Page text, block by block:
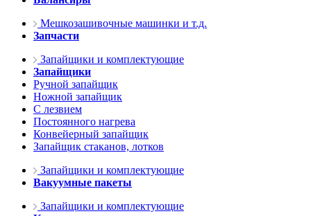
Мешкозашивочные машинки и т.д.
Запчасти
Запайщики и комплектующие
Запайщики
Ручной запайщик
Ножной запайщик
С лезвием
Постоянного нагрева
Конвейерный запайщик
Запайщик стаканов, лотков
Запайщики и комплектующие
Вакуумные пакеты
Запайщики и комплектующие